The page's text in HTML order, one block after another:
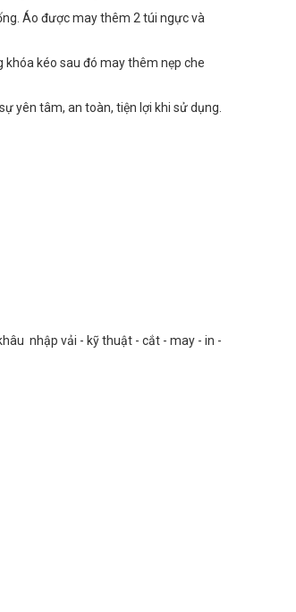
Áo được may thêm 2 túi ngực và
khóa kéo sau đó may thêm nẹp che
yên tâm, an toàn, tiện lợi khi sử dụng.
nhập vải - kỹ thuật - cắt - may - in -